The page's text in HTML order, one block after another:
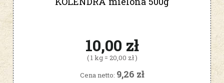
10,00 zł
( 1 kg = 20,00 zł )
Cena netto: 9,26 zł